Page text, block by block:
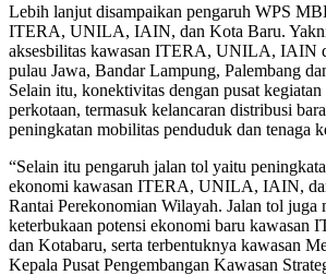
Lebih lanjut disampaikan pengaruh WPS
ITERA, UNILA, IAIN, dan Kota Baru.
aksesbilitas kawasan ITERA, UNILA, IAIN
pulau Jawa, Bandar Lampung, Palembang
Selain itu, konektivitas dengan pusat
perkotaan, termasuk kelancaran distribusi
peningkatan mobilitas penduduk dan tenaga
“Selain itu pengaruh jalan tol yaitu
ekonomi kawasan ITERA, UNILA, IAIN,
Rantai Perekonomian Wilayah. Jalan tol juga
keterbukaan potensi ekonomi baru
dan Kotabaru, serta terbentuknya kawasan
Kepala Pusat Pengembangan Kawasan